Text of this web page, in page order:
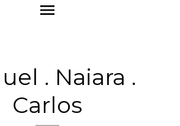
menu
. Naiara .
Carlos